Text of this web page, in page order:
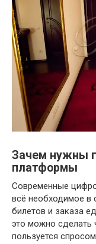
Зачем нужны
платформы
Современные
всё необходимое в
билетов и заказа
это можно сделать
пользуется